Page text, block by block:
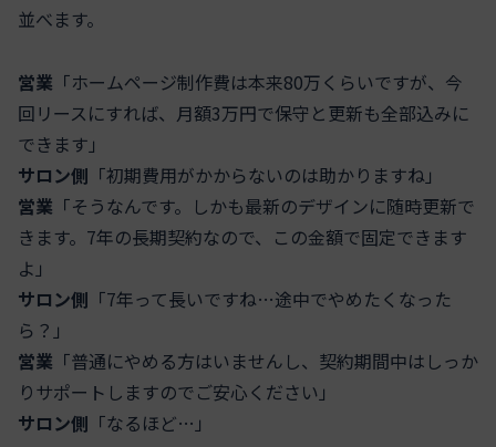
並べます。
営業 「ホームページ制作費は本来80万くらいですが、今
回リースにすれば、月額3万円で保守と更新も全部込みに
できます」
サロン側 「初期費用がかからないのは助かりますね」
営業 「そうなんです。しかも最新のデザインに随時更新で
きます。7年の長期契約なので、この金額で固定できます
よ」
サロン側 「7年って長いですね…途中でやめたくなった
ら？」
営業 「普通にやめる方はいませんし、契約期間中はしっか
りサポートしますのでご安心ください」
サロン側 「なるほど…」